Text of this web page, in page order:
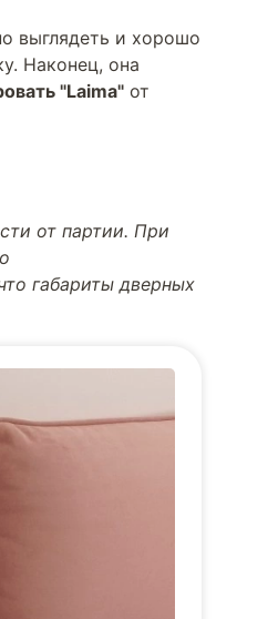
выглядеть и хорошо
Наконец, она
"Laima" от
от партии. При
габариты дверных